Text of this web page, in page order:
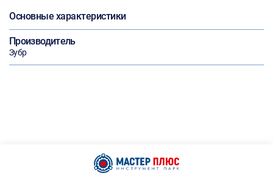
Основные характеристики
Производитель
Зубр